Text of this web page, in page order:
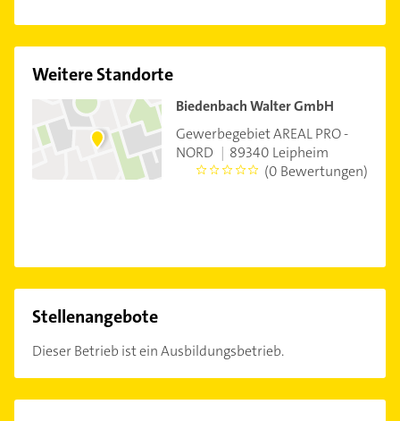
Weitere Standorte
Biedenbach Walter GmbH
Gewerbegebiet AREAL PRO -
NORD
89340 Leipheim
0 (0 Bewertungen)
Stellenangebote
Dieser Betrieb ist ein Ausbildungsbetrieb.